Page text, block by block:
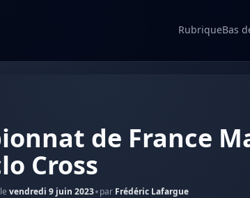
RubriqueBas
de France
Cross
vendredi 9 juin 2023 par Frédéric Lafargue